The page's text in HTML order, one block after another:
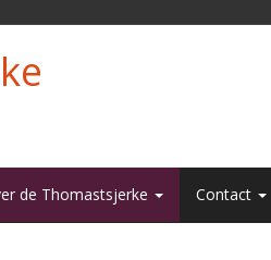
de Thomastsjerke Contact